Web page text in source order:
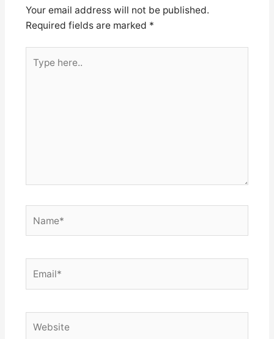
Your email address will not be published.
Required fields are marked *
here..